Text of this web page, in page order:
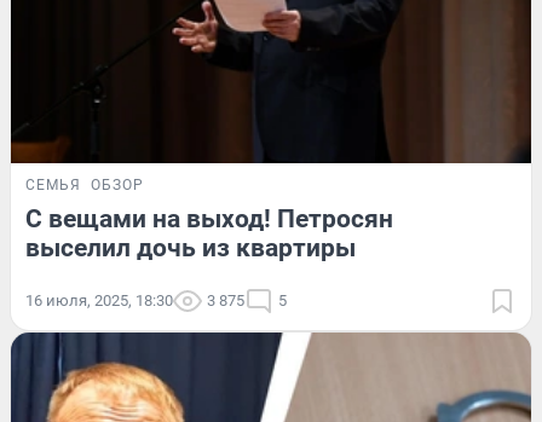
СЕМЬЯ ОБЗОР
С вещами на выход! Петросян
выселил дочь из квартиры
16 июля, 2025, 18:30 3 875 5